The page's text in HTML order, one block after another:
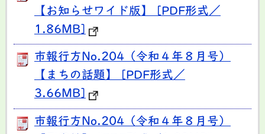
【お知らせワイド版】 [PDF形式／
1.86MB]
市報行方No.204（令和４年８月号）
【まちの話題】 [PDF形式／
3.66MB]
市報行方No.204（令和４年８月号）